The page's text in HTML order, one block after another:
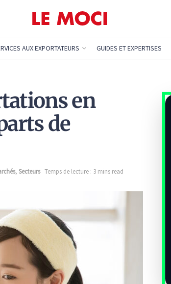
AUX EXPORTATEURS GUIDES ET EXPERTISES
en
de
, Secteurs Temps de lecture : 3 mins read